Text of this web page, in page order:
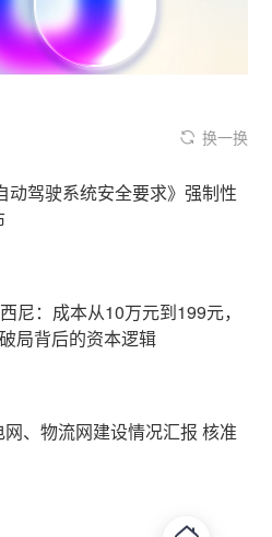
换一换
动驾驶系统安全要求》强制性
尼：成本从10万元到199元，
局背后的资本逻辑
、物流网建设情况汇报 核准